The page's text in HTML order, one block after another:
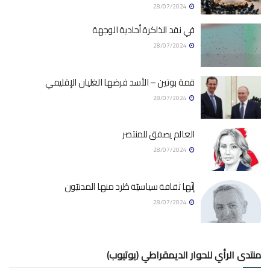
في نقد الذاكرة أحادية الوجهة
قمة بوتين – الأسد فرضها الغليان الإقليمي
العالم يصفق للمنتصر
إنّها ثقافة سياسيّة طُرد منها المدنيّون
منتدى الرأي للحوار الديمقراطي (يوتيوب)